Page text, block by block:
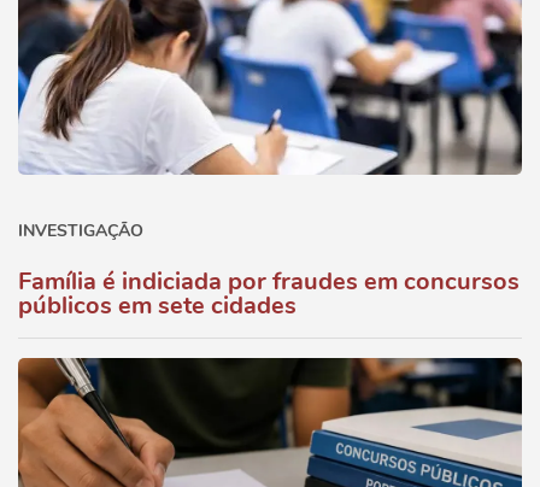
INVESTIGAÇÃO
Família é indiciada por fraudes em concursos
públicos em sete cidades